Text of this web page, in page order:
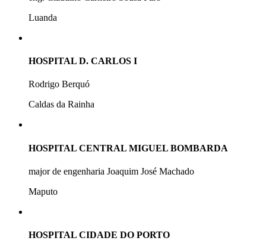
Luanda
HOSPITAL D. CARLOS I
Rodrigo Berquó
Caldas da Rainha
HOSPITAL CENTRAL MIGUEL BOMBARDA
major de engenharia Joaquim José Machado
Maputo
HOSPITAL CIDADE DO PORTO